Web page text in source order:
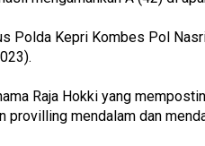
Polda Kepri Kombes Pol
Raja Hokki yang
provilling mendalam dan